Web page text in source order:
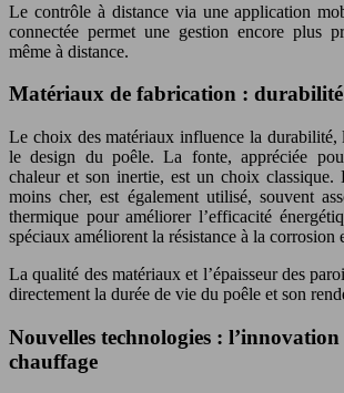
Le contrôle à distance via une application
connectée permet une gestion encore plus
même à distance.
Matériaux de fabrication :
Le choix des matériaux influence la durabilité,
le design du poêle. La fonte, appréciée
chaleur et son inertie, est un choix classique.
moins cher, est également utilisé, souvent
thermique pour améliorer l’efficacité
spéciaux améliorent la résistance à la corrosion
La qualité des matériaux et l’épaisseur des
directement la durée de vie du poêle et son
Nouvelles technologies :
chauffage